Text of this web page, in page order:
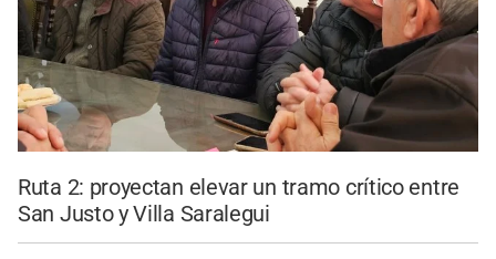
Ruta 2: proyectan elevar un tramo crítico entre
San Justo y Villa Saralegui